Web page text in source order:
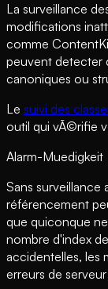
La surveillance
modifications
comme
peuvent detecter
canoniques ou
Le suivi des
outil qui vÃ©rifie
Alarm-Muedigkeit
Sans surveillance
référencement
que quiconque
nombre d'index
accidentelles, les
erreurs de